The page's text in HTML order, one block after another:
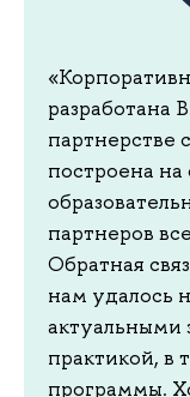
разработана
партнерстве
построена
партнеров
Обратная
нам удалось
актуальными
практикой, в
программы.